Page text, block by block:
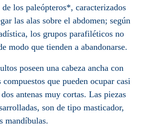
los paleópteros*, caracterizados
las alas sobre el abdomen; según
los grupos parafiléticos no
modo que tienden a abandonarse.
poseen una cabeza ancha con
compuestos que pueden ocupar casi
antenas muy cortas. Las piezas
son de tipo masticador,
mandíbulas.